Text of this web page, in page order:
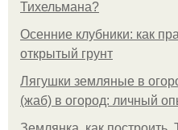
Тихельмана?
Осенние клубники: как
открытый грунт
Лягушки земляные в
(жаб) в огород: личный